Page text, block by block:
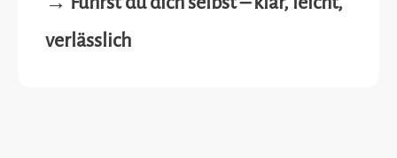
verlässlich